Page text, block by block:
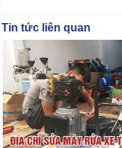
Tin tức liên quan